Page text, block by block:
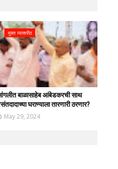
मुक्त व्यासपीठ
बाळासाहेब आंबेडकरची साथ
घराण्याला तारणारी ठरणार?
May 29, 2024